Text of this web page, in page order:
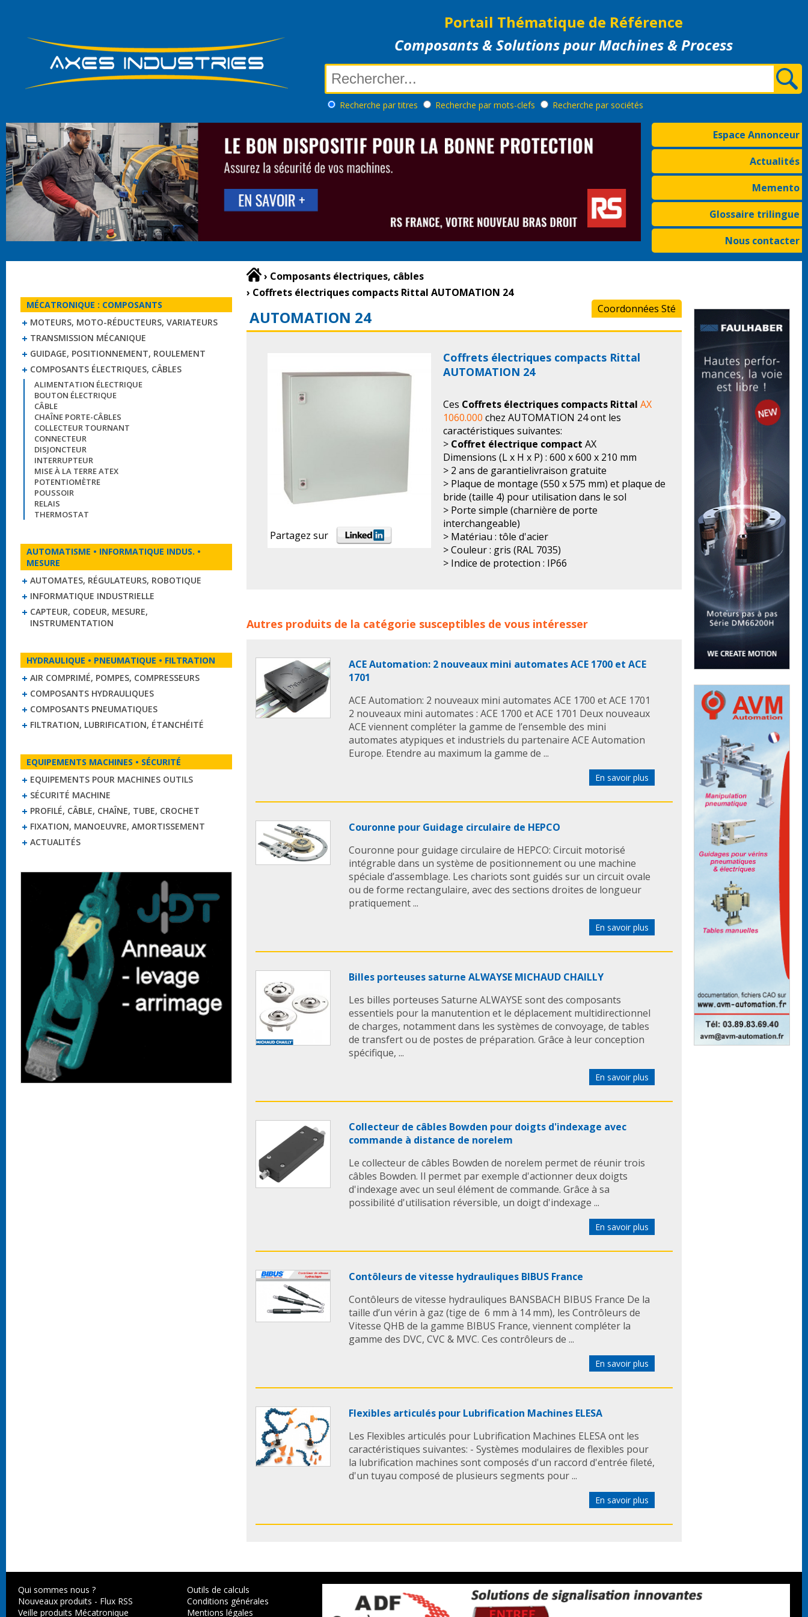
Portail Thématique de Référence
Composants & Solutions pour Machines & Process
Recherche par titres Recherche par mots-clefs Recherche par sociétés
Espace Annonceur
Actualités
Memento
Glossaire trilingue
Nous contacter
MÉCATRONIQUE : COMPOSANTS
MOTEURS, MOTO-RÉDUCTEURS, VARIATEURS
TRANSMISSION MÉCANIQUE
GUIDAGE, POSITIONNEMENT, ROULEMENT
COMPOSANTS ÉLECTRIQUES, CÂBLES
ALIMENTATION ÉLECTRIQUE
BOUTON ÉLECTRIQUE
CÂBLE
CHAÎNE PORTE-CÂBLES
COLLECTEUR TOURNANT
CONNECTEUR
DISJONCTEUR
INTERRUPTEUR
MISE À LA TERRE ATEX
POTENTIOMÈTRE
POUSSOIR
RELAIS
THERMOSTAT
AUTOMATISME • INFORMATIQUE INDUS. •
MESURE
AUTOMATES, RÉGULATEURS, ROBOTIQUE
INFORMATIQUE INDUSTRIELLE
CAPTEUR, CODEUR, MESURE,
INSTRUMENTATION
HYDRAULIQUE • PNEUMATIQUE • FILTRATION
AIR COMPRIMÉ, POMPES, COMPRESSEURS
COMPOSANTS HYDRAULIQUES
COMPOSANTS PNEUMATIQUES
FILTRATION, LUBRIFICATION, ÉTANCHÉITÉ
EQUIPEMENTS MACHINES • SÉCURITÉ
EQUIPEMENTS POUR MACHINES OUTILS
SÉCURITÉ MACHINE
PROFILÉ, CÂBLE, CHAÎNE, TUBE, CROCHET
FIXATION, MANOEUVRE, AMORTISSEMENT
ACTUALITÉS
› Composants électriques, câbles
› Coffrets électriques compacts Rittal AUTOMATION 24
AUTOMATION 24 Coordonnées Sté
Partagez sur
Coffrets électriques compacts Rittal
AUTOMATION 24
Ces Coffrets électriques compacts Rittal AX
1060.000 chez AUTOMATION 24 ont les
caractéristiques suivantes:
> Coffret électrique compactAX
Dimensions (L x H x P) : 600 x 600 x 210 mm
> 2 ans de garantielivraison gratuite
> Plaque de montage (550 x 575 mm) et plaque de
bride (taille 4) pour utilisation dans le sol
> Porte simple (charnière de porte
interchangeable)
> Matériau : tôle d'acier
> Couleur : gris (RAL 7035)
> Indice de protection : IP66
automation 24 coffret coffretsarmoirearmoirescoffret electriquecoffrets electriques
Autres produits de la catégorie susceptibles de vous intéresser
ACE Automation: 2 nouveaux mini automates ACE 1700 et ACE
1701
ACE Automation: 2 nouveaux mini automates ACE 1700 et ACE 1701
2 nouveaux mini automates : ACE 1700 et ACE 1701 Deux nouveaux
ACE viennent compléter la gamme de l’ensemble des mini
automates atypiques et industriels du partenaire ACE Automation
Europe. Etendre au maximum la gamme de ...
En savoir plus
Couronne pour Guidage circulaire de HEPCO
Couronne pour guidage circulaire de HEPCO: Circuit motorisé
intégrable dans un système de positionnement ou une machine
spéciale d’assemblage. Les chariots sont guidés sur un circuit ovale
ou de forme rectangulaire, avec des sections droites de longueur
pratiquement ...
En savoir plus
Billes porteuses saturne ALWAYSE MICHAUD CHAILLY
Les billes porteuses Saturne ALWAYSE sont des composants
essentiels pour la manutention et le déplacement multidirectionnel
de charges, notamment dans les systèmes de convoyage, de tables
de transfert ou de postes de préparation. Grâce à leur conception
spécifique, ...
En savoir plus
Collecteur de câbles Bowden pour doigts d'indexage avec
commande à distance de norelem
Le collecteur de câbles Bowden de norelem permet de réunir trois
câbles Bowden. Il permet par exemple d'actionner deux doigts
d'indexage avec un seul élément de commande. Grâce à sa
possibilité d'utilisation réversible, un doigt d'indexage ...
En savoir plus
Contôleurs de vitesse hydrauliques BIBUS France
Contôleurs de vitesse hydrauliques BANSBACH BIBUS France De la
taille d’un vérin à gaz (tige de 6 mm à 14 mm), les Contrôleurs de
Vitesse QHB de la gamme BIBUS France, viennent compléter la
gamme des DVC, CVC & MVC. Ces contrôleurs de ...
En savoir plus
Flexibles articulés pour Lubrification Machines ELESA
Les Flexibles articulés pour Lubrification Machines ELESA ont les
caractéristiques suivantes: - Systèmes modulaires de flexibles pour
la lubrification machines sont composés d'un raccord d'entrée fileté,
d'un tuyau composé de plusieurs segments pour ...
En savoir plus
La gamme Éléments de manœuvre pour équipements industriels
comprend des composants mécaniques conçus pour actionner,
ajuster ou commander manuellement des équipements industriels. •
Qui sommes nous ?
Nouveaux produits - Flux RSS
Veille produits Mécatronique
Outils de calculs
Conditions générales
Mentions légales